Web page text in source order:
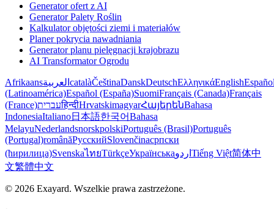
Generator ofert z AI
Generator Palety Roślin
Kalkulator objętości ziemi i materiałów
Planer pokrycia nawadniania
Generator planu pielęgnacji krajobrazu
AI Transformator Ogrodu
Afrikaansالعربية catalàČeštinaDanskDeutschΕλληνικάEnglish
(Latinoamérica)Español (España)SuomiFrançais (Canada)Français
(France)עבריתहिन्दीHrvatskimagyarՀայերենBahasa
IndonesiaItaliano日本語한국어Bahasa
MelayuNederlandsnorskpolskiPortuguês (Brasil)Português
(Portugal)românăРусскийSlovenčinaсрпски
(ћирилица)SvenskaไทยTürkçeУкраїнськаاردو Tiếng Việt简体中
文繁體中文
© 2026 Exayard. Wszelkie prawa zastrzeżone.